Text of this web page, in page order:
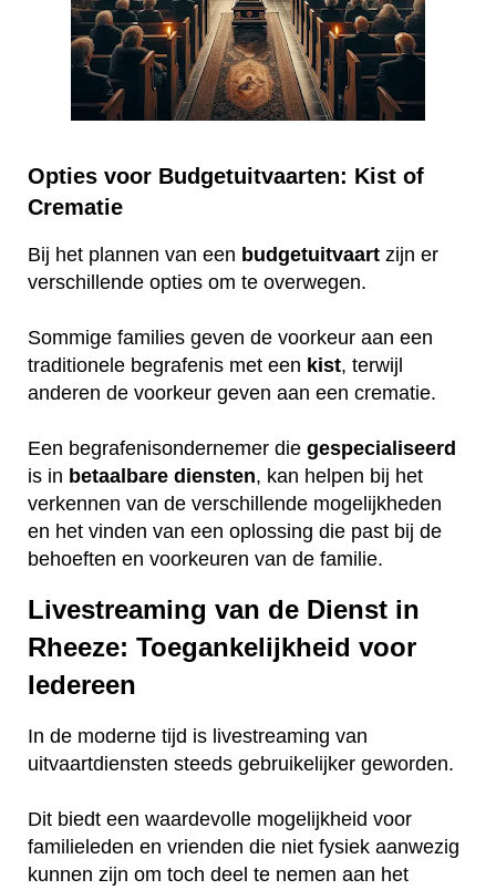
Opties voor Budgetuitvaarten: Kist of
Crematie
Bij het plannen van een budgetuitvaart zijn er
verschillende opties om te overwegen.
Sommige families geven de voorkeur aan een
traditionele begrafenis met een kist, terwijl
anderen de voorkeur geven aan een crematie.
Een begrafenisondernemer die gespecialiseerd
is in betaalbare diensten, kan helpen bij het
verkennen van de verschillende mogelijkheden
en het vinden van een oplossing die past bij de
behoeften en voorkeuren van de familie.
Livestreaming van de Dienst in
Rheeze: Toegankelijkheid voor
Iedereen
In de moderne tijd is livestreaming van
uitvaartdiensten steeds gebruikelijker geworden.
Dit biedt een waardevolle mogelijkheid voor
familieleden en vrienden die niet fysiek aanwezig
kunnen zijn om toch deel te nemen aan het